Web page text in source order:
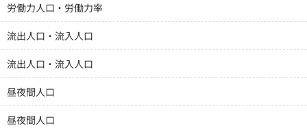
労働力人口・労働力率
流出人口・流入人口
流出人口・流入人口
昼夜間人口
昼夜間人口